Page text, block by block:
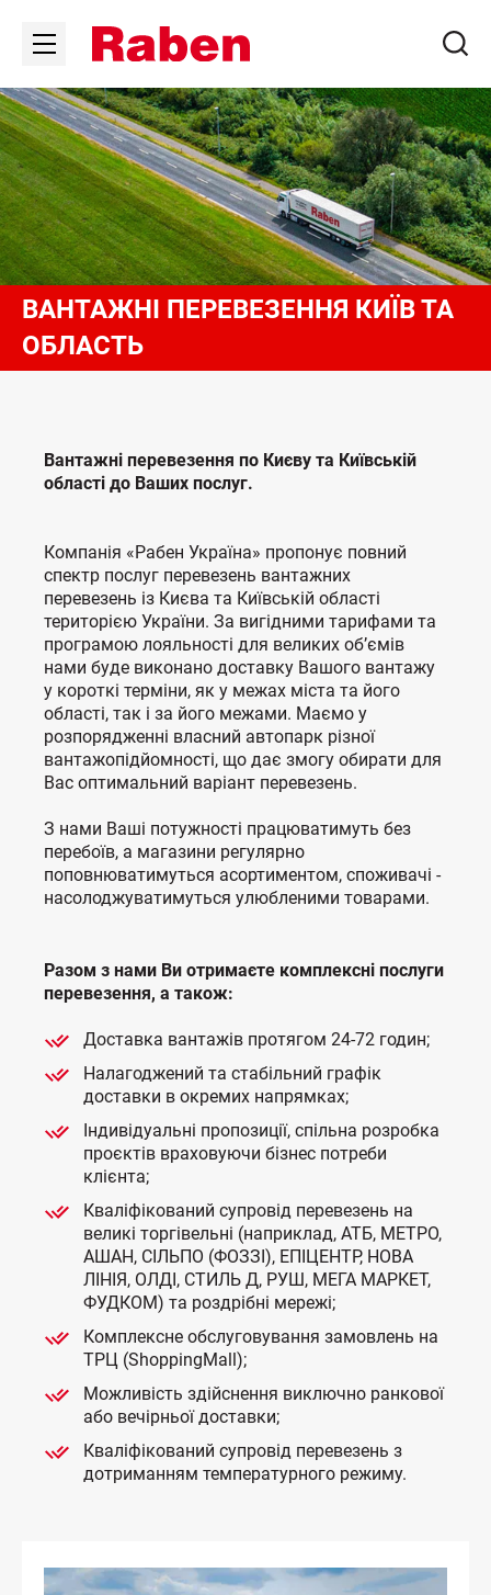
ВАНТАЖНІ ПЕРЕВЕЗЕННЯ КИЇВ ТА
ОБЛАСТЬ
Вантажні перевезення по Києву та Київській
області до Ваших послуг.
Компанія «Рабен Україна» пропонує повний
спектр послуг перевезень вантажних
перевезень із Києва та Київській області
територією України. За вигідними тарифами та
програмою лояльності для великих об’ємів
нами буде виконано доставку Вашого вантажу
у короткі терміни, як у межах міста та його
області, так і за його межами. Маємо у
розпорядженні власний автопарк різної
вантажопідйомності, що дає змогу обирати для
Вас оптимальний варіант перевезень.
З нами Ваші потужності працюватимуть без
перебоїв, а магазини регулярно
поповнюватимуться асортиментом, споживачі -
насолоджуватимуться улюбленими товарами.
Разом з нами Ви отримаєте комплексні послуги
перевезення, а також:
Доставка вантажів протягом 24-72 годин;
Налагоджений та стабільний графік
доставки в окремих напрямках;
Індивідуальні пропозиції, спільна розробка
проєктів враховуючи бізнес потреби
клієнта;
Кваліфікований супровід перевезень на
великі торгівельні (наприклад, АТБ, МЕТРО,
АШАН, СІЛЬПО (ФОЗЗІ), ЕПІЦЕНТР, НОВА
ЛІНІЯ, ОЛДІ, СТИЛЬ Д, РУШ, МЕГА МАРКЕТ,
ФУДКОМ) та роздрібні мережі;
Комплексне обслуговування замовлень на
ТРЦ (ShoppingMall);
Можливість здійснення виключно ранкової
або вечірньої доставки;
Кваліфікований супровід перевезень з
дотриманням температурного режиму.